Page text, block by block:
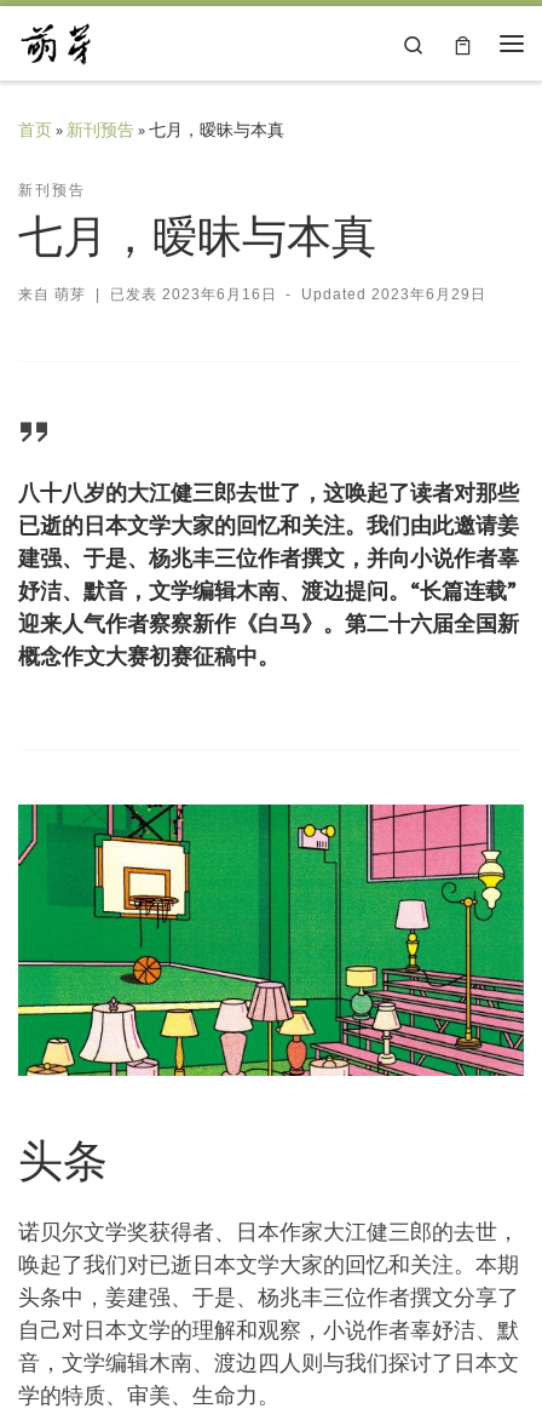
Skip to content
Search
首页» 新刊预告»七月，暧昧与本真
新刊预告
七月，暧昧与本真
来自 萌芽 | 已发表 2023年6月16日 - Updated2023年6月29日
八十八岁的大江健三郎去世了，这唤起了读者对那些
已逝的日本文学大家的回忆和关注。我们由此邀请姜
建强、于是、杨兆丰三位作者撰文，并向小说作者辜
妤洁、默音，文学编辑木南、渡边提问。“长篇连载”
迎来人气作者察察新作《白马》。第二十六届全国新
概念作文大赛初赛征稿中。
头条
诺贝尔文学奖获得者、日本作家大江健三郎的去世，
唤起了我们对已逝日本文学大家的回忆和关注。本期
头条中，姜建强、于是、杨兆丰三位作者撰文分享了
自己对日本文学的理解和观察，小说作者辜妤洁、默
音，文学编辑木南、渡边四人则与我们探讨了日本文
学的特质、审美、生命力。